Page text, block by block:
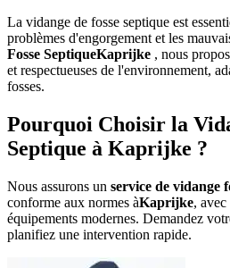
La vidange de fosse septique est
problèmes d'engorgement et les
Fosse SeptiqueKaprijke , nous
et respectueuses de l'environnement,
fosses.
Pourquoi Choisir la
Septique à Kaprijke ?
Nous assurons un service de vidange
conforme aux normes àKaprijke, avec
équipements modernes. Demandez
planifiez une intervention rapide.